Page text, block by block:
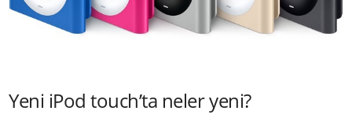
Yeni iPod touch’ta neler yeni?